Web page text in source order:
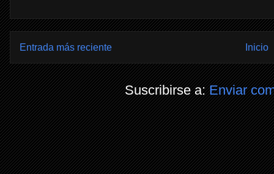
Entrada más reciente Inicio
Suscribirse a:Enviar